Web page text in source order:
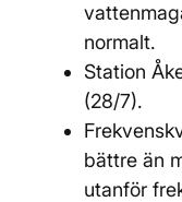
normalt.
Station
(28/7).
bättre än
utanför